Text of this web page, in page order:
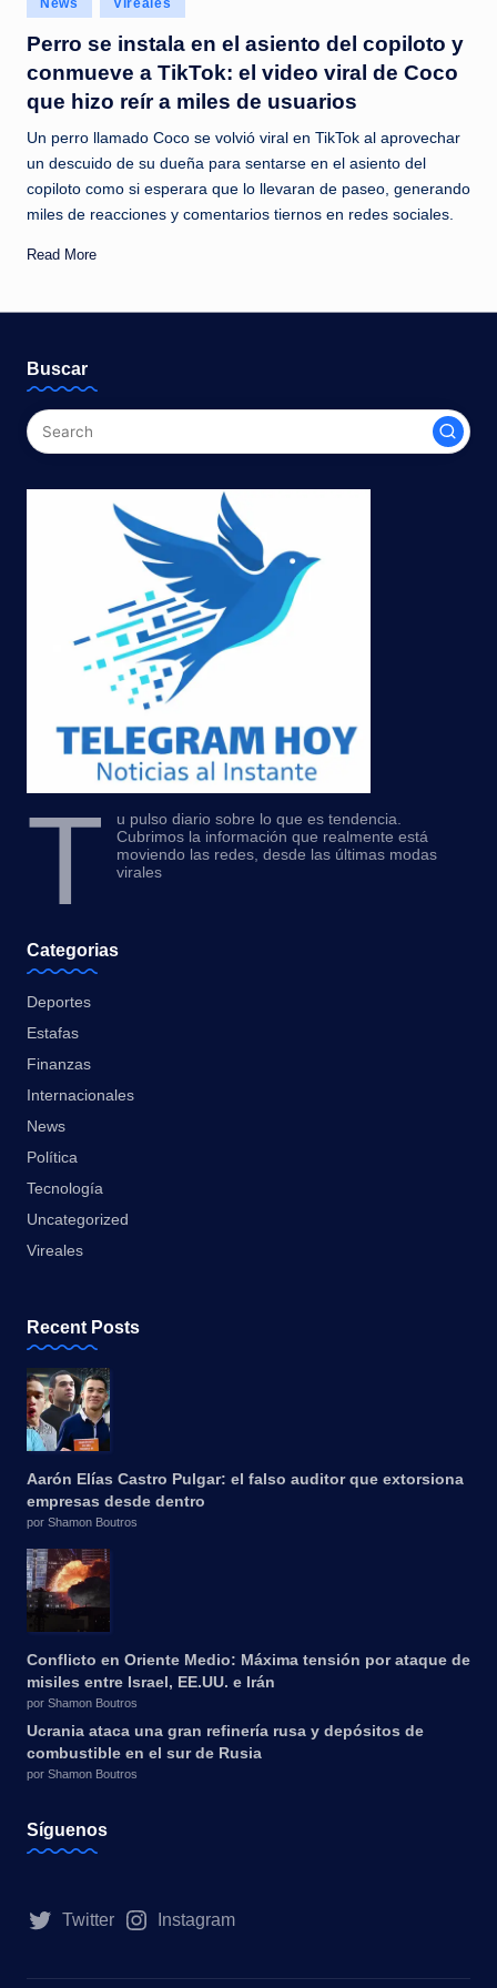
c
i
a
s
a
l
n
s
a
n
t
e
in
News Vireales
Perro se instala en el asiento del copiloto y
conmueve a TikTok: el video viral de Coco
que hizo reír a miles de usuarios
Un perro llamado Coco se volvió viral en TikTok al aprovechar
un descuido de su dueña para sentarse en el asiento del
copiloto como si esperara que lo llevaran de paseo, generando
miles de reacciones y comentarios tiernos en redes sociales.
Read More
Buscar
T
u pulso diario sobre lo que es tendencia.
Cubrimos la información que realmente está
moviendo las redes, desde las últimas modas
virales
Categorias
Deportes
Estafas
Finanzas
Internacionales
News
Política
Tecnología
Uncategorized
Vireales
Recent Posts
Aarón Elías Castro Pulgar: el falso auditor que extorsiona
empresas desde dentro
por Shamon Boutros
Conflicto en Oriente Medio: Máxima tensión por ataque de
misiles entre Israel, EE.UU. e Irán
por Shamon Boutros
Ucrania ataca una gran refinería rusa y depósitos de
combustible en el sur de Rusia
por Shamon Boutros
Síguenos
Twitter Instagram